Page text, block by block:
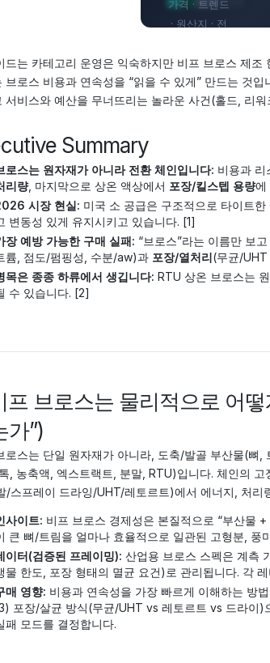
가격 · 트렌드
· 원산지 · 전
드는 카테고리 운영은 익숙하지만 비프 브로스 제
브로스 비용과 연속성을 “읽을 수 있게” 만드는 것
서비스와 예산을 무너뜨리는 놀라운 사건(홀드, 리
Summary
로스는 원자재가 아니라 전환 체인입니다: 비용과 리
리량, 마지막으로 상온 액상에서 포장/킬스텝 용량에
시장 현실: 미국 소 공급은 구조적으로 타이트
변동성 있게 유지시키고 있습니다. [1]
장 예방 가능한 구매 실패: “브로스”라는 이름만 보
륨, 점도/펌핑성, 수분/aw)과 포장/열처리(무균/
목은 종종 하류에서 생깁니다: RTU 상온 브로스는
수 있습니다. [2]
프 브로스는 물리적으로 어
가”)
로스는 단일 원자재가 아니라, 도축/발골 부산물(뼈
, 농축액, 엑스트랙트, 분말, RTU)입니다. 체인의
/스프레이 드라잉/UHT/레토르트)에서 에너지, 처리
사이트: 비프 브로스 경제성은 본질적으로 “부산물
큰 뼈/트림을 얼마나 효율적으로 일관된 고형분, 풍
이터(검증된 프레이밍): 산업용 브로스 스펙은 계측
물 한도, 포장 형태의 멸균 요건)로 관리됩니다. 각
매 영향: 비용과 연속성을 가장 빠르게 이해하는 방
포장/살균 방식(무균/UHT vs 레토르트 vs 드라이)
패 모드를 결정합니다.